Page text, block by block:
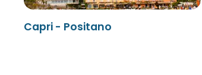
Capri - Positano